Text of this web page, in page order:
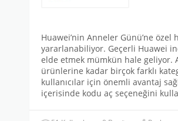
Huawei’nin Anneler Günü’ne özel
yararlanabiliyor. Geçerli Huawei
elde etmek mümkün hale geliyor.
ürünlerine kadar birçok farklı
kullanıcılar için önemli avantaj
içerisinde kodu aç seçeneğini